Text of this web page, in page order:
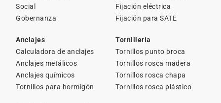
Social
Gobernanza
Fijación eléctrica
Fijación para SATE
Anclajes
Calculadora de anclajes
Anclajes metálicos
Anclajes químicos
Tornillos para hormigón
Tornillería
Tornillos punto broca
Tornillos rosca madera
Tornillos rosca chapa
Tornillos rosca plástico